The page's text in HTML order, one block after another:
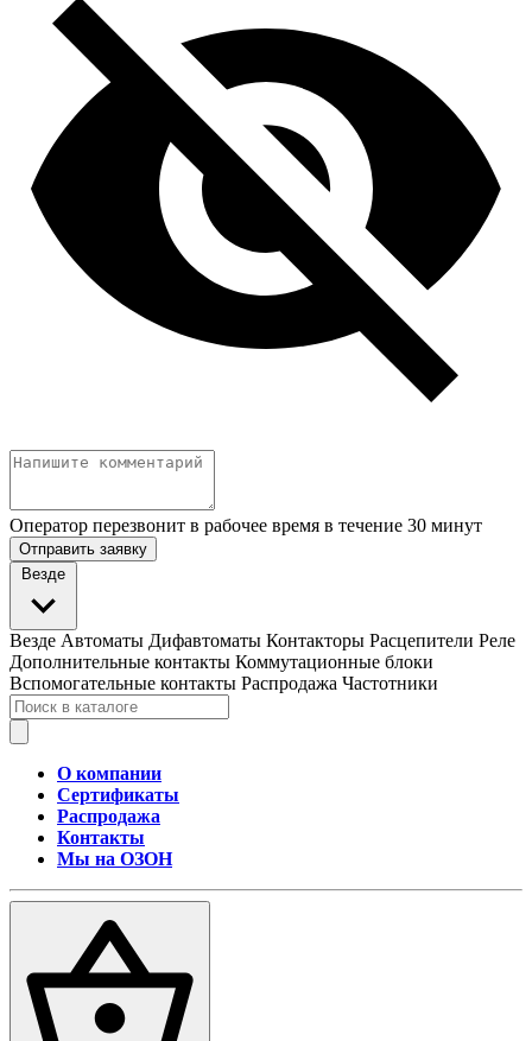
Оператор перезвонит в рабочее время в течение 30 минут
Отправить заявку
Везде
Везде Автоматы Дифавтоматы Контакторы Расцепители Реле
Дополнительные контакты Коммутационные блоки
Вспомогательные контакты Распродажа Частотники
О компании
Сертификаты
Распродажа
Контакты
Мы на ОЗОН